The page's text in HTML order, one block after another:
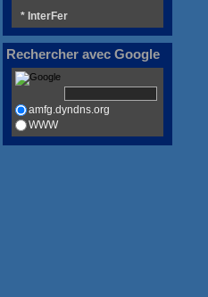
* InterFer
Rechercher avec Google
amfg.dyndns.org
WWW